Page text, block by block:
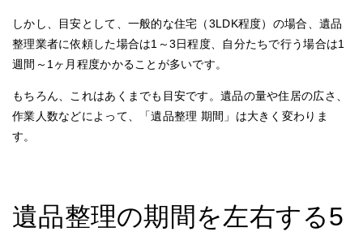
しかし、目安として、一般的な住宅（3LDK程度）の場合、遺品
整理業者に依頼した場合は1～3日程度、自分たちで行う場合は1
週間～1ヶ月程度かかることが多いです。
もちろん、これはあくまでも目安です。遺品の量や住居の広さ、
作業人数などによって、「遺品整理 期間」は大きく変わりま
す。
遺品整理の期間を左右する5